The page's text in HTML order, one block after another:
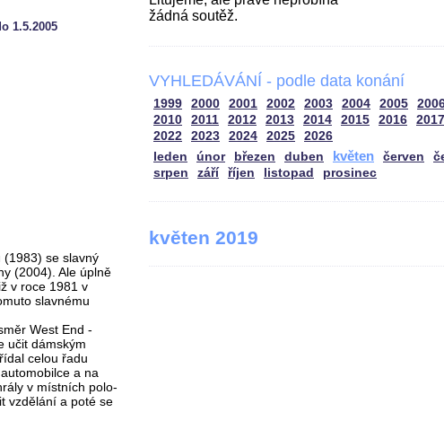
1.5.2005
(1983) se slavný
(2004). Ale úplně
v roce 1981 v
slavnému
West End -
učit dámským
celou řadu
a na
v místních polo-
vzdělání a poté se
žádná soutěž.
VYHLEDÁVÁNÍ - podle data konání
1999 2000 2001 2002 2003 2004 2005
2010
2011 2012 2013 2014 2015 2016 2017
2022
2023 2024 2025
2026
leden
únor březen duben květen červen
srpen
září říjen listopad prosinec
květen 2019